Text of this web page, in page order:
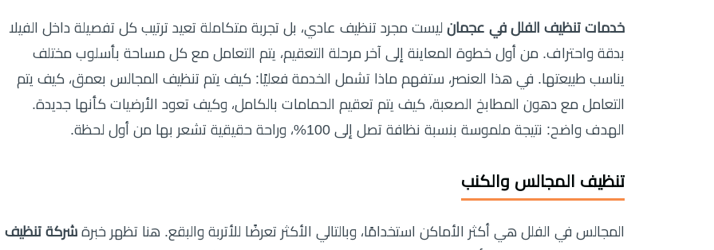
خدمات تنظيف الفلل في عجمان ليست مجرد تنظيف عادي، بل تجربة متكاملة تعيد ترتيب كل تفصيلة داخل الفيلا
بدقة واحتراف. من أول خطوة المعاينة إلى آخر مرحلة التعقيم، يتم التعامل مع كل مساحة بأسلوب مختلف
يناسب طبيعتها. في هذا العنصر، ستفهم ماذا تشمل الخدمة فعليًا: كيف يتم تنظيف المجالس بعمق، كيف يتم
التعامل مع دهون المطابخ الصعبة، كيف يتم تعقيم الحمامات بالكامل، وكيف تعود الأرضيات كأنها جديدة.
الهدف واضح: نتيجة ملموسة بنسبة نظافة تصل إلى 100%، وراحة حقيقية تشعر بها من أول لحظة.
تنظيف المجالس والكنب
المجالس في الفلل هي أكثر الأماكن استخدامًا، وبالتالي الأكثر تعرضًا للأتربة والبقع. هنا تظهر خبرة شركة تنظيف